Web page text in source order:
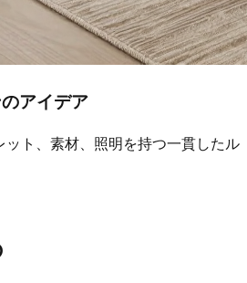
アイデア
ト、素材、照明を持つ一貫したル